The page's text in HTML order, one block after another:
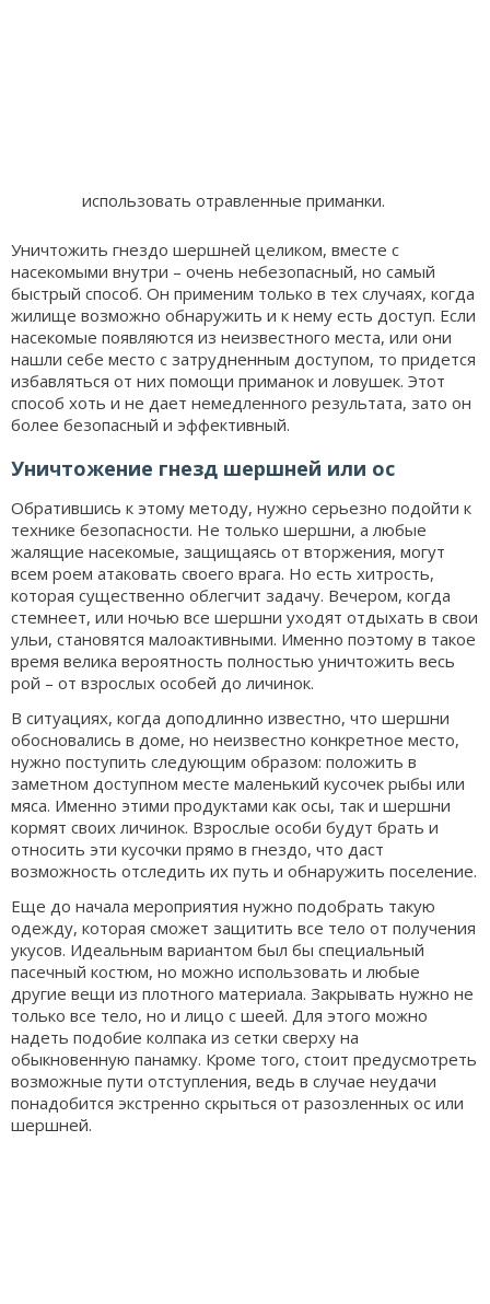
использовать отравленные приманки.
Уничтожить гнездо шершней целиком, вместе с
насекомыми внутри – очень небезопасный, но самый
быстрый способ. Он применим только в тех случаях, когда
жилище возможно обнаружить и к нему есть доступ. Если
насекомые появляются из неизвестного места, или они
нашли себе место с затрудненным доступом, то придется
избавляться от них помощи приманок и ловушек. Этот
способ хоть и не дает немедленного результата, зато он
более безопасный и эффективный.
Уничтожение гнезд шершней или ос
Обратившись к этому методу, нужно серьезно подойти к
технике безопасности. Не только шершни, а любые
жалящие насекомые, защищаясь от вторжения, могут
всем роем атаковать своего врага. Но есть хитрость,
которая существенно облегчит задачу. Вечером, когда
стемнеет, или ночью все шершни уходят отдыхать в свои
ульи, становятся малоактивными. Именно поэтому в такое
время велика вероятность полностью уничтожить весь
рой – от взрослых особей до личинок.
В ситуациях, когда доподлинно известно, что шершни
обосновались в доме, но неизвестно конкретное место,
нужно поступить следующим образом: положить в
заметном доступном месте маленький кусочек рыбы или
мяса. Именно этими продуктами как осы, так и шершни
кормят своих личинок. Взрослые особи будут брать и
относить эти кусочки прямо в гнездо, что даст
возможность отследить их путь и обнаружить поселение.
Еще до начала мероприятия нужно подобрать такую
одежду, которая сможет защитить все тело от получения
укусов. Идеальным вариантом был бы специальный
пасечный костюм, но можно использовать и любые
другие вещи из плотного материала. Закрывать нужно не
только все тело, но и лицо с шеей. Для этого можно
надеть подобие колпака из сетки сверху на
обыкновенную панамку. Кроме того, стоит предусмотреть
возможные пути отступления, ведь в случае неудачи
понадобится экстренно скрыться от разозленных ос или
шершней.